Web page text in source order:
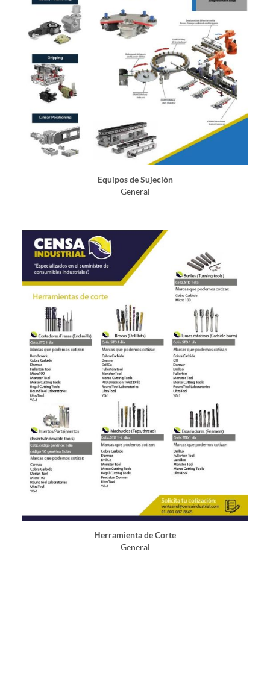
Equipos de Sujeción
General
Herramienta de Corte
General